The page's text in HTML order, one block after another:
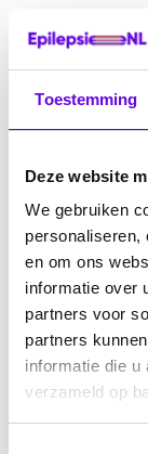
Toestemming
Deze website
We gebruiken
personaliseren,
en om ons
informatie over
partners voor
partners
informatie die u
verzameld op